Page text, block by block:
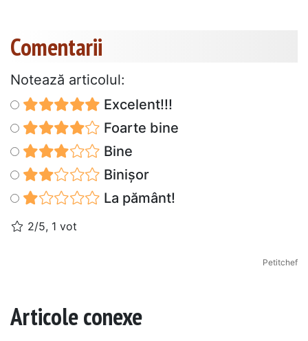
Comentarii
Notează articolul:
Excelent!!!
Foarte bine
Bine
Binișor
La pământ!
2/5, 1 vot
Petitchef
Articole conexe